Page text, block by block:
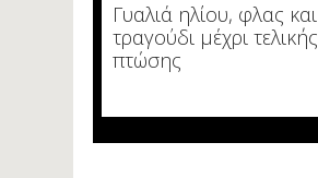
Γυαλιά ηλίου, φλας και
τραγούδι μέχρι τελικής
πτώσης